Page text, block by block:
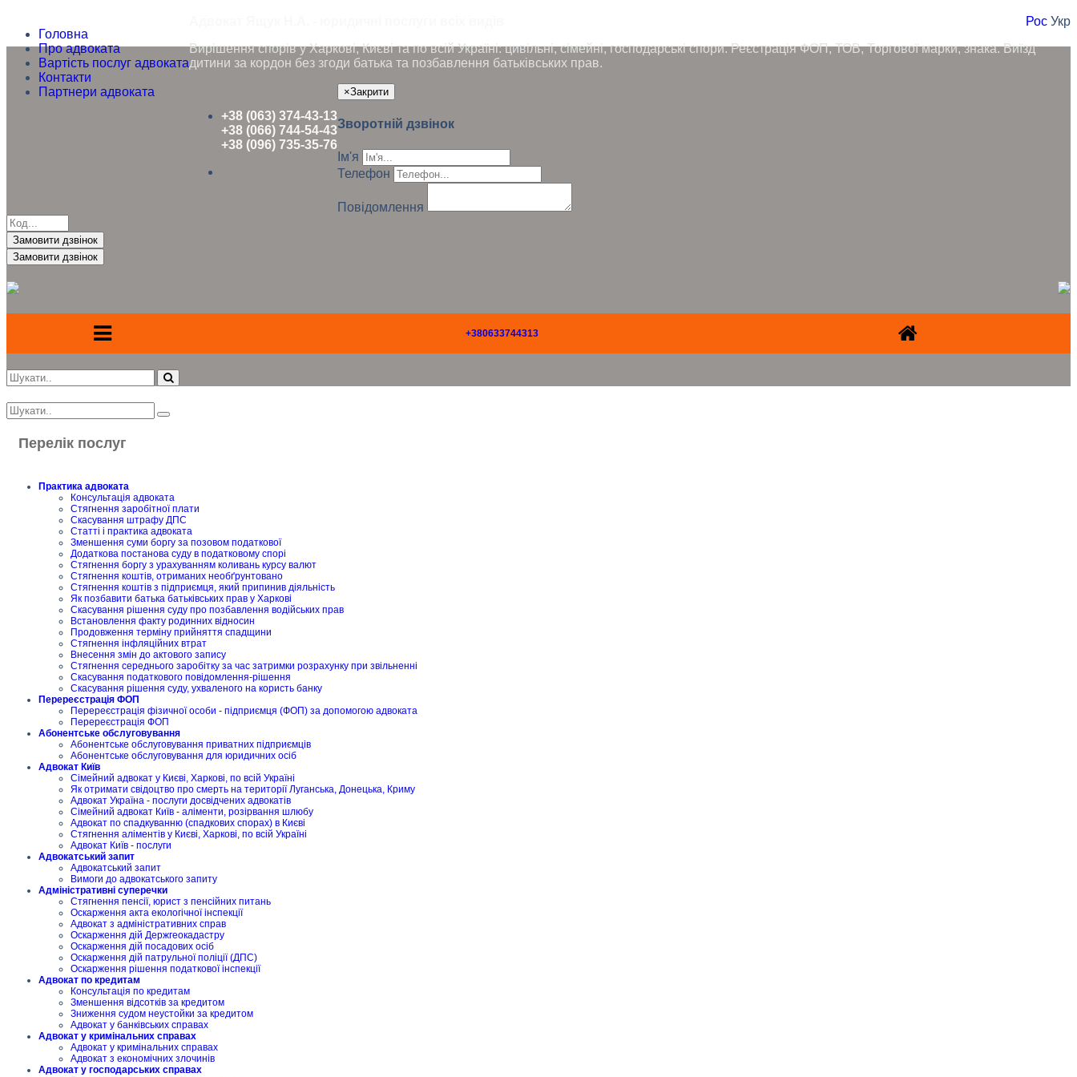
Головна
Про адвоката
Вартість послуг адвоката
Контакти
Партнери адвоката
Рос Укр
Вирішення спорів у Харкові, Києві та по всій Україні: цивільні, сімейні, господарські спори. Реєстрація ФОП, ТОВ, Торгової марки, знака. Виїзд
дитини за кордон без згоди батька та позбавлення батьківських прав.
+38 (063) 374-43-13
+38 (066) 744-54-43
+38 (096) 735-35-76
×Закрити
Зворотній дзвінок
Ім'я
Телефон
Повідомлення
Замовити дзвінок
+380633744313
Перелік послуг
Практика адвоката
Консультація адвоката
Стягнення заробітної плати
Скасування штрафу ДПС
Статті і практика адвоката
Зменшення суми боргу за позовом податкової
Додаткова постанова суду в податковому спорі
Стягнення боргу з урахуванням коливань курсу валют
Стягнення коштів, отриманих необґрунтовано
Стягнення коштів з підприємця, який припинив діяльність
Як позбавити батька батьківських прав у Харкові
Скасування рішення суду про позбавлення водійських прав
Встановлення факту родинних відносин
Продовження терміну прийняття спадщини
Стягнення інфляційних втрат
Внесення змін до актового запису
Стягнення середнього заробітку за час затримки розрахунку при звільненні
Скасування податкового повідомлення-рішення
Скасування рішення суду, ухваленого на користь банку
Перереєстрація ФОП
Перереєстрація фізичної особи - підприємця (ФОП) за допомогою адвоката
Перереєстрація ФОП
Абонентське обслуговування
Абонентське обслуговування приватних підприємців
Абонентське обслуговування для юридичних осіб
Адвокат Київ
Сімейний адвокат у Києві, Харкові, по всій Україні
Як отримати свідоцтво про смерть на території Луганська, Донецька, Криму
Адвокат Україна - послуги досвідчених адвокатів
Сімейний адвокат Київ - аліменти, розірвання шлюбу
Адвокат по спадкуванню (спадкових спорах) в Києві
Стягнення аліментів у Києві, Харкові, по всій Україні
Адвокат Київ - послуги
Адвокатський запит
Адвокатський запит
Вимоги до адвокатського запиту
Адміністративні суперечки
Стягнення пенсії, юрист з пенсійних питань
Оскарження акта екологічної інспекції
Адвокат з адміністративних справ
Оскарження дій Держгеокадастру
Оскарження дій посадових осіб
Оскарження дій патрульної поліції (ДПС)
Оскарження рішення податкової інспекції
Адвокат по кредитам
Консультація по кредитам
Зменшення відсотків за кредитом
Зниження судом неустойки за кредитом
Адвокат у банківських справах
Адвокат у кримінальних справах
Адвокат у кримінальних справах
Адвокат з економічних злочинів
Адвокат у господарських справах